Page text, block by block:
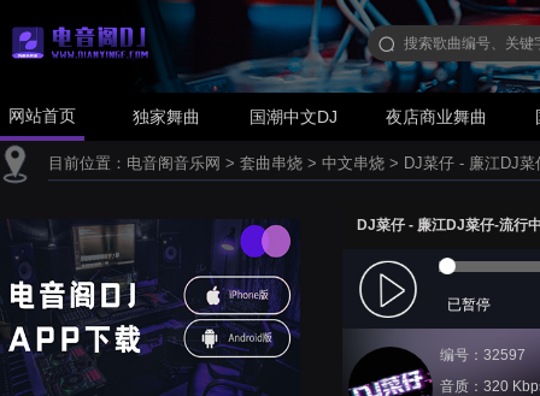
网站首页 独家舞曲 国潮中文DJ 夜店商业舞曲
目前位置： 电音阁音乐网 > 套曲串烧 > 中文串烧 > DJ菜仔 - 廉江DJ
DJ菜仔 - 廉江DJ菜仔-流行
已暂停
编号：32597
音质：320